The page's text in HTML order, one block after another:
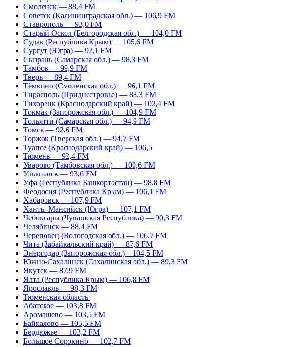
Смоленск — 88,4 FM
Советск (Калининградская обл.) — 106,9 FM
Ставрополь — 93,0 FM
Старый Оскол (Белгородская обл.) — 104,0 FM
Судак (Республика Крым) — 105,6 FM
Сургут (Югра) — 92,1 FM
Сызрань (Самарская обл.) — 98,3 FM
Тамбов — 99,9 FM
Тверь — 89,4 FM
Тёмкино (Смоленская обл.) — 96,1 FM
Тирасполь (Приднестровье) — 88,3 FM
Тихорецк (Краснодарский край) — 102,4 FM
Токмак (Запорожская обл.) — 104,9 FM
Тольятти (Самарская обл.) — 94,9 FM
Томск — 92,6 FM
Торжок (Тверская обл.) — 94,7 FM
Туапсе (Краснодарский край) — 106,5
Тюмень — 92,4 FM
Уварово (Тамбовская обл.) — 100,6 FM
Ульяновск — 93,6 FM
Уфа (Республика Башкортостан) — 98,8 FM
Феодосия (Республика Крым) — 106,1 FM
Хабаровск — 107,9 FM
Ханты-Мансийск (Югра) — 107,1 FM
Чебоксары (Чувашская Республика) — 90,3 FM
Челябинск — 88,4 FM
Череповец (Вологодская обл.) — 106,7 FM
Чита (Забайкальский край) — 87,6 FM
Энергодар (Запорожская обл.) – 104,5 FM
Южно-Сахалинск (Сахалинская обл.) — 89,3 FM
Якутск — 87,9 FM
Ялта (Республика Крым) — 106,8 FM
Ярославль — 98,3 FM
Тюменская область:
Абатское — 103,8 FM
Аромашево — 103,5 FM
Байкалово — 105,5 FM
Бердюжье — 103,2 FM
Большое Сорокино — 102,7 FM